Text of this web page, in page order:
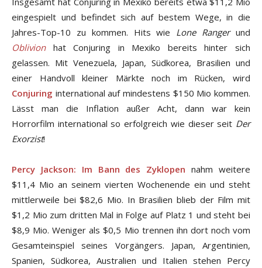
eingespielt und befindet sich auf bestem Wege, in die
Jahres-Top-10 zu kommen. Hits wie Lone Rangerund
Oblivionhat Conjuring in Mexiko bereits hinter sich
gelassen. Mit Venezuela, Japan, Südkorea, Brasilien und
einer Handvoll kleiner Märkte noch im Rücken, wird
Conjuring international auf mindestens $150 Mio kommen.
Lässt man die Inflation außer Acht, dann war kein
Horrorfilm international so erfolgreich wie dieser seit Der
Exorzist!
Percy Jackson: Im Bann des Zyklopen nahm weitere
$11,4 Mio an seinem vierten Wochenende ein und steht
mittlerweile bei $82,6 Mio. In Brasilien blieb der Film mit
$1,2 Mio zum dritten Mal in Folge auf Platz 1 und steht bei
$8,9 Mio. Weniger als $0,5 Mio trennen ihn dort noch vom
Gesamteinspiel seines Vorgängers. Japan, Argentinien,
Spanien, Südkorea, Australien und Italien stehen Percy